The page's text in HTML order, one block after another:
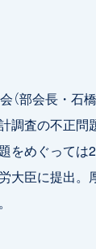
部会長・石
調査の不正問
をめぐって
大臣に提出。